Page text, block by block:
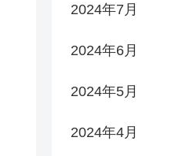
2024年7月
2024年6月
2024年5月
2024年4月